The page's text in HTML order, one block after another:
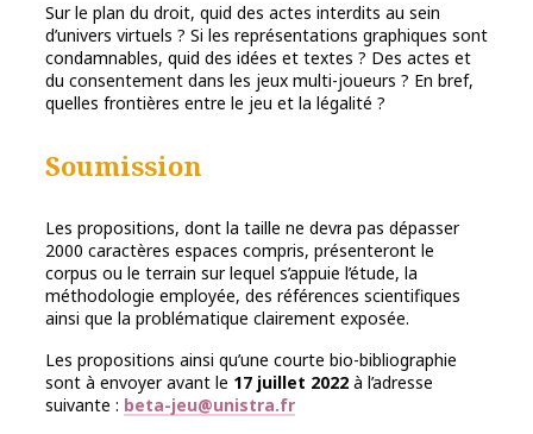
Sur le plan du droit, quid des actes interdits au sein
d’univers virtuels ? Si les représentations graphiques sont
condamnables, quid des idées et textes ? Des actes et
du consentement dans les jeux multi-joueurs ? En bref,
quelles frontières entre le jeu et la légalité ?
Soumission
Les propositions, dont la taille ne devra pas dépasser
2000 caractères espaces compris, présenteront le
corpus ou le terrain sur lequel s’appuie l’étude, la
méthodologie employée, des références scientifiques
ainsi que la problématique clairement exposée.
Les propositions ainsi qu’une courte bio-bibliographie
sont à envoyer avant le 17 juillet 2022 à l’adresse
suivante : beta-jeu@unistra.fr